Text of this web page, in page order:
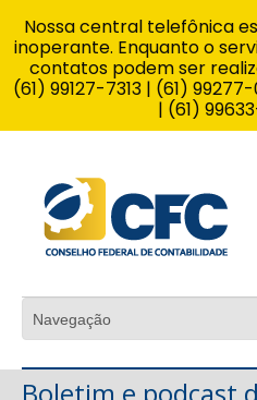
Boletim e podcast
Nossa central telefônica
inoperante. Enquanto o
contatos podem ser
(61) 99127-7313 | (61)
| (61)